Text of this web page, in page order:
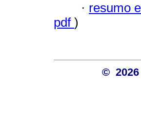
· resumo
pdf )
© 2026